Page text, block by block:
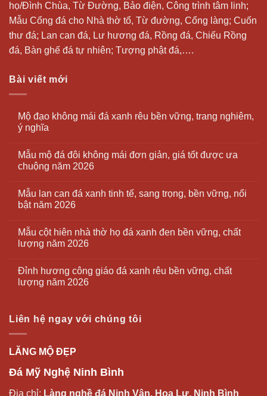
họ/Đình Chùa, Từ Đường, Bảo điện, Công trình tâm linh;
Mẫu Cổng đá cho Nhà thờ tổ, Từ đường, Cổng làng; Cuốn
thư đá; Lan can đá, Lư hương đá, Rồng đá, Chiếu Rồng
đá, Bàn ghế đá tự nhiên; Tượng phật đá,….
Bài viết mới
Mộ đạo không mái đá xanh rêu bền vững, trang nghiêm,
ý nghĩa
Mẫu mộ đá đôi không mái đơn giản, giá tốt được ưa
chuộng năm 2026
Mẫu lan can đá xanh tinh tế, sang trọng, bền vững, nổi
bật năm 2026
Mẫu cột hiên nhà thờ họ đá xanh đen bền vững, chất
lượng năm 2026
Đỉnh hương công giáo đá xanh rêu bền vững, chất
lượng năm 2026
Liên hệ ngay với chúng tôi
LĂNG MỘ ĐẸP
Đá Mỹ Nghệ Ninh Bình
Địa chỉ: Làng nghề đá Ninh Vân, Hoa Lư, Ninh Bình